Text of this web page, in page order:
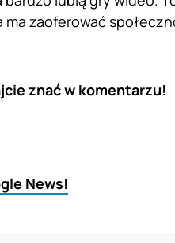
zaoferować
znać w komentarzu!
News!